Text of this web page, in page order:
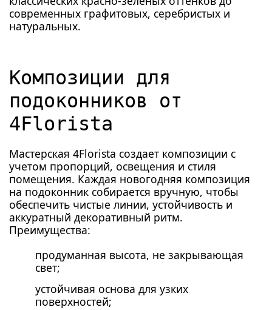
современных графитовых, серебристых и
натуральных.
Композиции для
подоконников от
4Florista
Мастерская 4Florista создает композиции с
учетом пропорций, освещения и стиля
помещения. Каждая новогодняя композиция
на подоконник собирается вручную, чтобы
обеспечить чистые линии, устойчивость и
аккуратный декоративный ритм.
Преимущества:
продуманная высота, не закрывающая
свет;
устойчивая основа для узких
поверхностей;